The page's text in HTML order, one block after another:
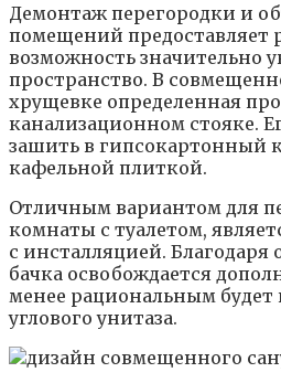
Демонтаж перегородки и
помещений предоставляет
возможность значительно
пространство. В
хрущевке определенная
канализационном стояке.
зашить в гипсокартонный
кафельной плиткой.
Отличным вариантом для
комнаты с туалетом,
с инсталляцией. Благодаря
бачка освобождается
менее рациональным будет
углового унитаза.